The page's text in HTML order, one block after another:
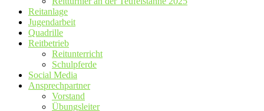
Reitanlage
Jugendarbeit
Quadrille
Reitbetrieb
Reitunterricht
Schulpferde
Social Media
Ansprechpartner
Vorstand
Übungsleiter